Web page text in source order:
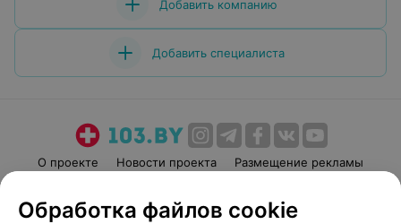
Добавить компанию
Добавить специалиста
О проекте Новости проекта
Размещение рекламы
Пользовательское соглашение
Способы оплаты
Обработка файлов cookie